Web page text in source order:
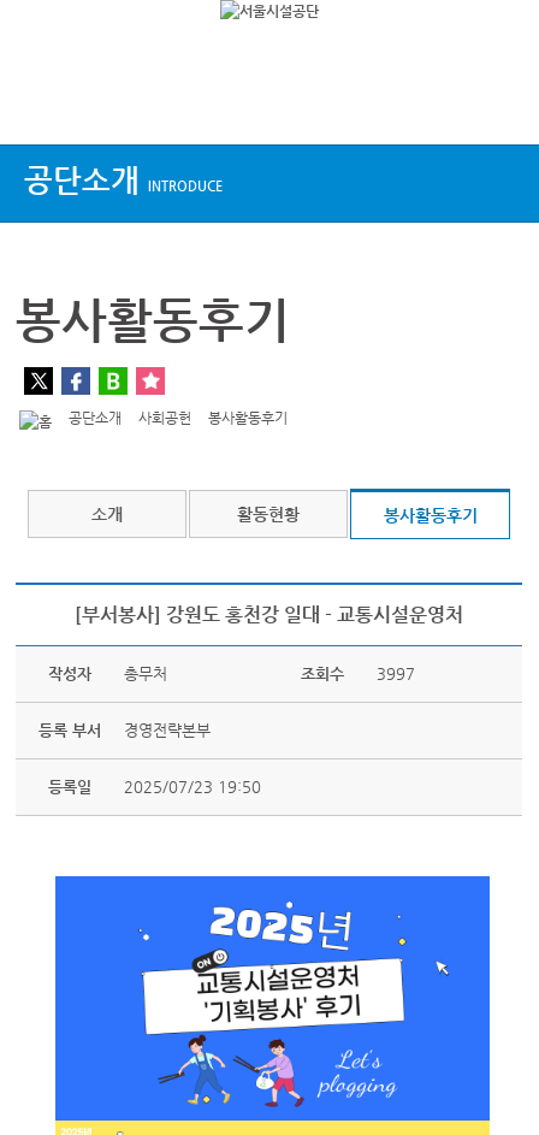
공단소개 INTRODUCE
봉사활동후기
공단소개 사회공헌 봉사활동후기
소개 활동현황 봉사활동후기
[부서봉사] 강원도 홍천강 일대 - 교통시설운영처
작성자 총무처 조회수 3997
등록 부서 경영전략본부
등록일 2025/07/23 19:50